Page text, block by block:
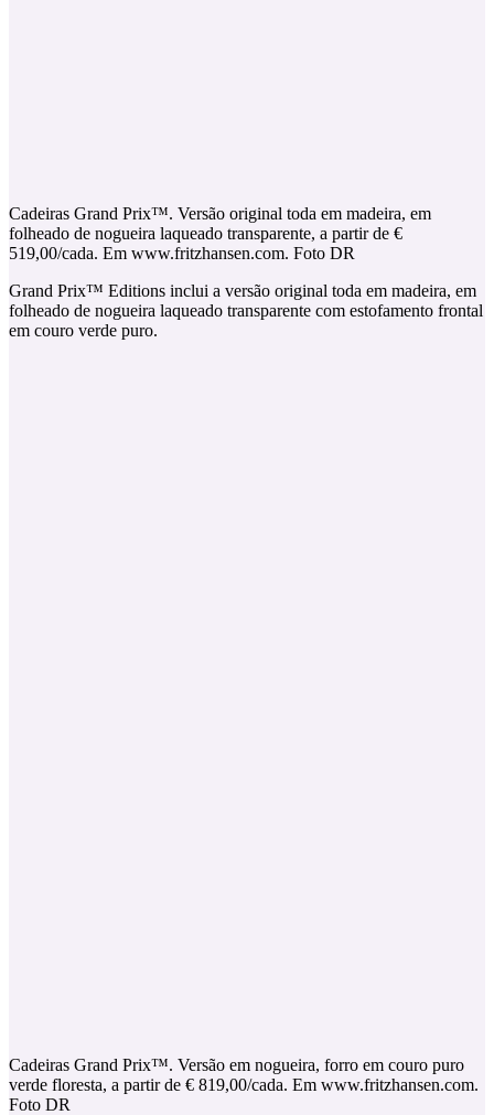
Cadeiras Grand Prix™. Versão original toda em madeira, em
folheado de nogueira laqueado transparente, a partir de €
519,00/cada. Em www.fritzhansen.com. Foto DR
Grand Prix™ Editions inclui a versão original toda em madeira, em
folheado de nogueira laqueado transparente com estofamento frontal
em couro verde puro.
Cadeiras Grand Prix™. Versão em nogueira, forro em couro puro
verde floresta, a partir de € 819,00/cada. Em www.fritzhansen.com.
Foto DR